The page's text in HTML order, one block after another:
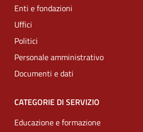
Enti e fondazioni
Uffici
Politici
Personale amministrativo
Documenti e dati
CATEGORIE DI SERVIZIO
Educazione e formazione